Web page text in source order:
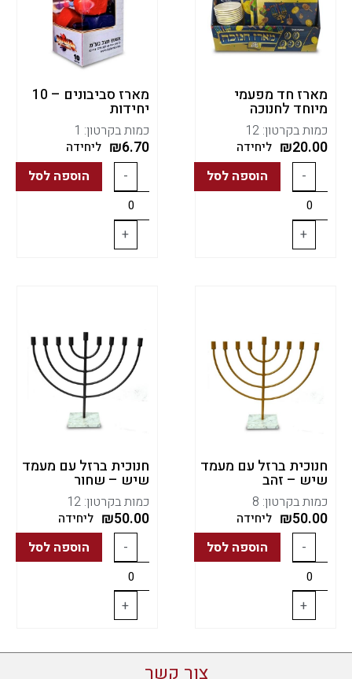
מארז חד מפעמי
מיוחד לחנוכה
כמות בקרטון: 12
₪20.00 ליחידה
-
+
הוספה לסל
מארז סביבונים – 10
יחידות
כמות בקרטון: 1
₪6.70 ליחידה
-
+
הוספה לסל
חנוכית ברזל עם מעמד
שיש – זהב
כמות בקרטון: 8
₪50.00 ליחידה
-
+
הוספה לסל
חנוכית ברזל עם מעמד
שיש – שחור
כמות בקרטון: 12
₪50.00 ליחידה
-
+
הוספה לסל
צור קשר